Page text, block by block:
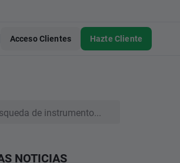
Acceso Clientes Hazte Cliente
NOTICIAS